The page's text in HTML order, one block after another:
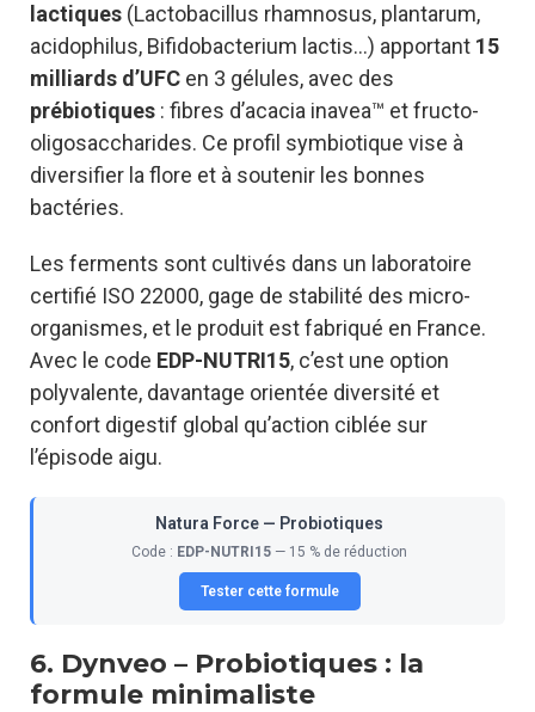
lactiques (Lactobacillus rhamnosus, plantarum,
acidophilus, Bifidobacterium lactis…) apportant 15
milliards d’UFC en 3 gélules, avec des
prébiotiques : fibres d’acacia inavea™ et fructo-
oligosaccharides. Ce profil symbiotique vise à
diversifier la flore et à soutenir les bonnes
bactéries.
Les ferments sont cultivés dans un laboratoire
certifié ISO 22000, gage de stabilité des micro-
organismes, et le produit est fabriqué en France.
Avec le code EDP-NUTRI15, c’est une option
polyvalente, davantage orientée diversité et
confort digestif global qu’action ciblée sur
l’épisode aigu.
Natura Force — Probiotiques
Code : EDP-NUTRI15 — 15 % de réduction
Tester cette formule
6. Dynveo – Probiotiques : la
formule minimaliste